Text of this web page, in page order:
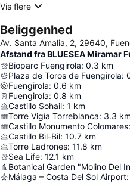
Vis flere
Beliggenhed
Av. Santa Amalia, 2, 29640,
Afstand fra BLUESEA Miramar
Bioparc Fuengirola: 0.3 km
Plaza de Toros de Fuengirola:
Fuengirola: 0.6 km
Fuengirola: 0.8 km
Castillo Sohail: 1 km
Torre Vigía Torreblanca: 3.3 km
Castillo Monumento Colomares:
Castillo Bil-Bil: 10.7 km
Torre Ladrones: 11.8 km
Sea Life: 12.1 km
Botanical Garden "Molino Del
Málaga – Costa Del Sol Airport: